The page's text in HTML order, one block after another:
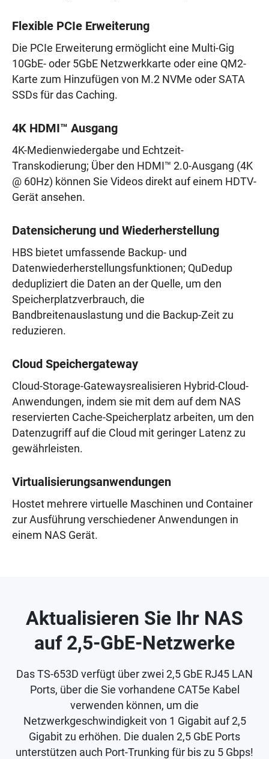
Flexible PCIe Erweiterung
Die PCIe Erweiterung ermöglicht eine Multi-Gig
10GbE- oder 5GbE Netzwerkkarte oder eine QM2-
Karte zum Hinzufügen von M.2 NVMe oder SATA
SSDs für das Caching.
4K HDMI™ Ausgang
4K-Medienwiedergabe und Echtzeit-
Transkodierung; Über den HDMI™ 2.0-Ausgang (4K
@ 60Hz) können Sie Videos direkt auf einem HDTV-
Gerät ansehen.
Datensicherung und Wiederherstellung
HBS bietet umfassende Backup- und
Datenwiederherstellungsfunktionen; QuDedup
dedupliziert die Daten an der Quelle, um den
Speicherplatzverbrauch, die
Bandbreitenauslastung und die Backup-Zeit zu
reduzieren.
Cloud Speichergateway
Cloud-Storage-Gatewaysrealisieren Hybrid-Cloud-
Anwendungen, indem sie mit dem auf dem NAS
reservierten Cache-Speicherplatz arbeiten, um den
Datenzugriff auf die Cloud mit geringer Latenz zu
gewährleisten.
Virtualisierungsanwendungen
Hostet mehrere virtuelle Maschinen und Container
zur Ausführung verschiedener Anwendungen in
einem NAS Gerät.
Aktualisieren Sie Ihr NAS
auf 2,5-GbE-Netzwerke
Das TS-653D verfügt über zwei 2,5 GbE RJ45 LAN
Ports, über die Sie vorhandene CAT5e Kabel
verwenden können, um die
Netzwerkgeschwindigkeit von 1 Gigabit auf 2,5
Gigabit zu erhöhen. Die dualen 2,5 GbE Ports
unterstützen auch Port-Trunking für bis zu 5 Gbps!